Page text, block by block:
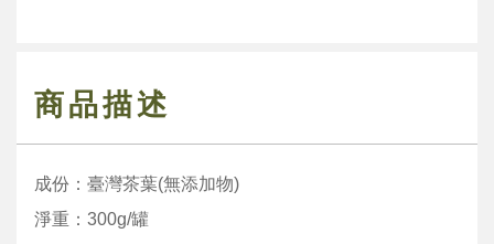
商品描述
成份：臺灣茶葉(無添加物)
淨重：300g/罐